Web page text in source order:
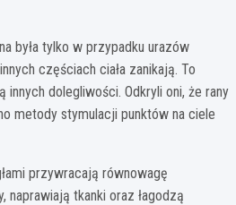
była tylko w przypadku urazów
częściach ciała zanikają. To
dolegliwości. Odkryli oni, że rany
metody stymulacji punktów na ciele
przywracają równowagę
naprawiają tkanki oraz łagodzą